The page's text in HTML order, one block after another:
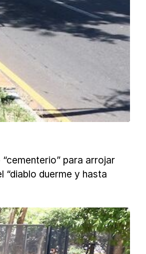
para arrojar
“diablo duerme y hasta